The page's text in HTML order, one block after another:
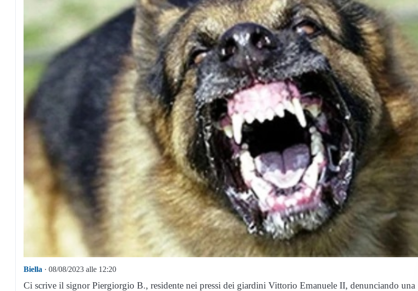
Biella · 08/08/2023 alle 12:20
Ci scrive il signor Piergiorgio B., residente nei pressi dei giardini Vittorio Emanuele II, denunciando una